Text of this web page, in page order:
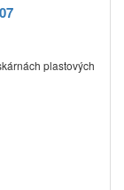
plastových